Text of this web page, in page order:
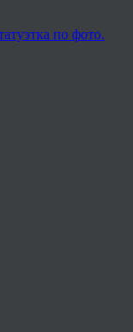
по фото.